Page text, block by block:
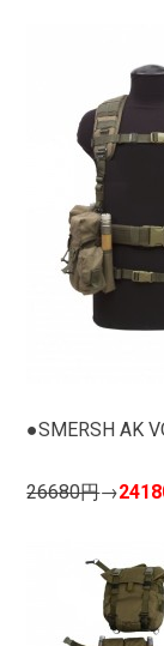
●SMERSH AK
26680円→